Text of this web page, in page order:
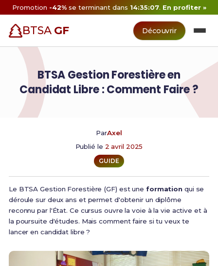
Promotion -42%se terminant dans 14:35:06. En profiter »
BTSA GF Découvrir
BTSA Gestion Forestière en
Candidat Libre : Comment Faire ?
ParAxel
Publié le 2 avril 2025
GUIDE
Le BTSA Gestion Forestière (GF) est une formation qui se
déroule sur deux ans et permet d'obtenir un diplôme
reconnu par l'État. Ce cursus ouvre la voie à la vie active et à
la poursuite d'études. Mais comment faire si tu veux te
lancer en candidat libre ?